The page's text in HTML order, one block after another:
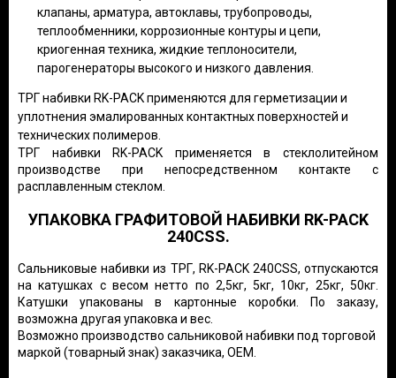
клапаны, арматура, автоклавы, трубопроводы,
теплообменники, коррозионные контуры и цепи,
криогенная техника, жидкие теплоносители,
парогенераторы высокого и низкого давления.
ТРГ набивки RK-PACK применяются для герметизации и
уплотнения эмалированных контактных поверхностей и
технических полимеров.
ТРГ набивки RK-PACK применяется в стеклолитейном
производстве при непосредственном контакте с
расплавленным стеклом.
УПАКОВКА ГРАФИТОВОЙ НАБИВКИ RK-PACK
240CSS.
Сальниковые набивки из ТРГ, RK-PACK 240CSS, отпускаются
на катушках с весом нетто по 2,5кг, 5кг, 10кг, 25кг, 50кг.
Катушки упакованы в картонные коробки. По заказу,
возможна другая упаковка и вес.
Возможно производство сальниковой набивки под торговой
маркой (товарный знак) заказчика, OEM.